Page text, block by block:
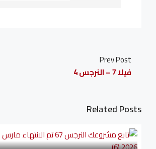
Prev Post
فيلا 7 – النرجس 4
Related Posts